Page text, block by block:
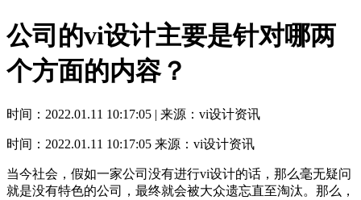
公司的vi设计主要是针对哪两
个方面的内容？
时间：2022.01.11 10:17:05 | 来源：vi设计资讯
时间：2022.01.11 10:17:05 来源：vi设计资讯
当今社会，假如一家公司没有进行vi设计的话，那么毫无疑问
就是没有特色的公司，最终就会被大众遗忘直至淘汰。那么，